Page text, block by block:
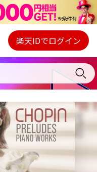
Webプレイヤー
ご契約内容の確認・変更
楽天IDでログイン